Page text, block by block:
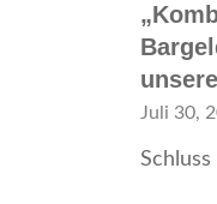
Juli 30,